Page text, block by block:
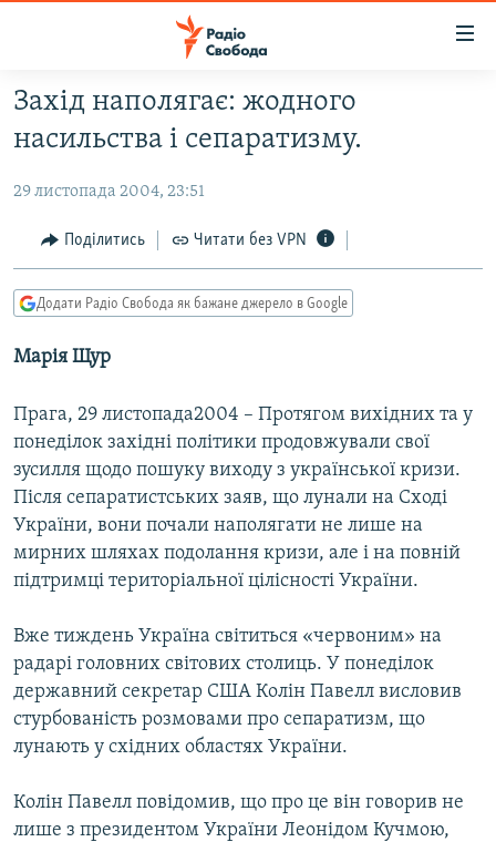
Перейти
до
основного
Перейти
основної
Перейти
пошуку
РАДІО СВОБОДА – 70 РОКІВ
СТАТТІ
ПОЛІТИКА
СУСПІЛЬСТВО
КУЛЬТУРА
УКРАЇНА
СВІТ
ВІЙНА
ДОНБАС.РЕАЛІЇ
КРИМ.РЕАЛІЇ
СХЕМИ
КИТАЙ.ВИКЛИКИ
МУЛЬТИМЕДІА
ФОТО
СПЕЦПРОЄКТИ
ПОДКАСТИ
КРИМ РЕАЛІЇ
РУС
УКР
КТАТ
Захід наполягає: жодного
насильства і сепаратизму.
29 листопада 2004, 23:51
Поділитись Читати без VPN
Додати Радіо Свобода як бажане джерело в Google
Марія Щур
Прага, 29 листопада2004 – Протягом вихідних та у
понеділок західні політики продовжували свої
зусилля щодо пошуку виходу з української кризи.
Після сепаратистських заяв, що лунали на Сході
України, вони почали наполягати не лише на
мирних шляхах подолання кризи, але і на повній
підтримці територіальної цілісності України.
Вже тиждень Україна світиться «червоним» на
радарі головних світових столиць. У понеділок
державний секретар США Колін Павелл висловив
стурбованість розмовами про сепаратизм, що
лунають у східних областях України.
Колін Павелл повідомив, що про це він говорив не
лише з президентом України Леонідом Кучмою,